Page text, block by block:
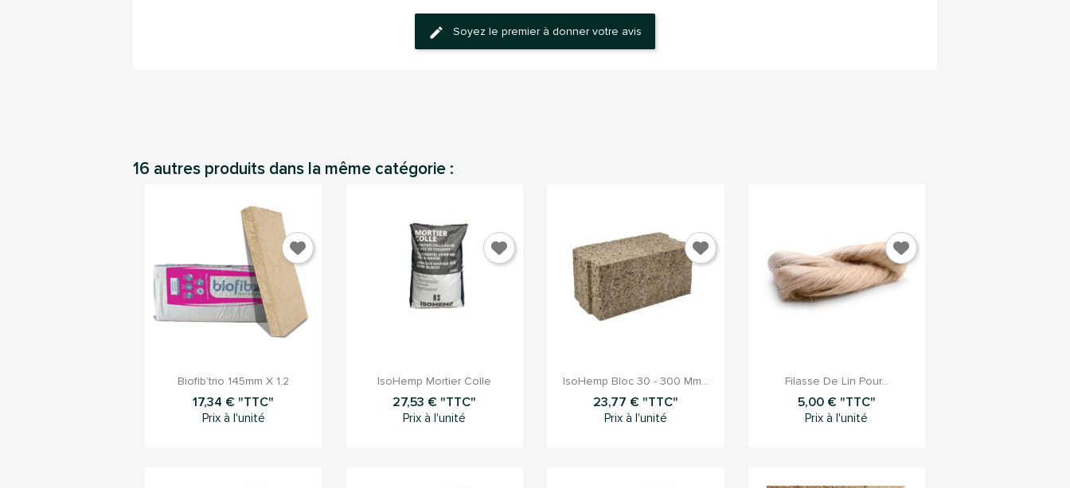
Soyez le premier à donner votre avis
16 autres produits dans la même catégorie :
Aperçu rapide
Biofib’trio 145mm X 1,2
17,34 € "TTC"
Prix à l'unité
Aperçu rapide
IsoHemp Mortier Colle
27,53 € "TTC"
Prix à l'unité
Aperçu rapide
IsoHemp Bloc 30 - 300 Mm...
23,77 € "TTC"
Prix à l'unité
Aperçu rapide
Filasse De Lin Pour...
5,00 € "TTC"
Prix à l'unité
Vous devez être connecté pour sauvegarder des produits dans votre liste